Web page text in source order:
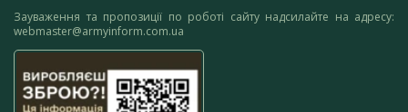
Зауваження та пропозиції по роботі сайту надсилайте на адресу:
webmaster@armyinform.com.ua